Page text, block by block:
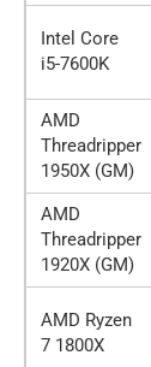
Intel Core
i5-7600K
AMD
Threadripper
1950X (GM)
AMD
Threadripper
1920X (GM)
AMD Ryzen
7 1800X